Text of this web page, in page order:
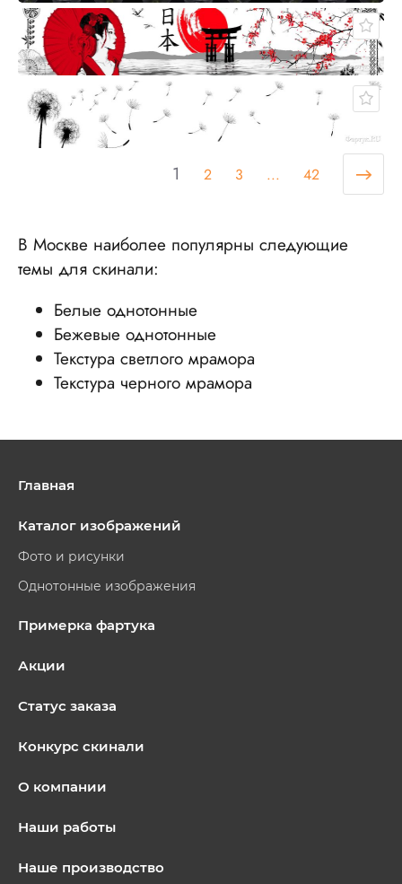
1 2 3 ... 42
В Москве наиболее популярны следующие
темы для скинали:
Белые однотонные
Бежевые однотонные
Текстура светлого мрамора
Текстура черного мрамора
Главная
Каталог изображений
Фото и рисунки
Однотонные изображения
Примерка фартука
Акции
Статус заказа
Конкурс скинали
О компании
Наши работы
Наше производство